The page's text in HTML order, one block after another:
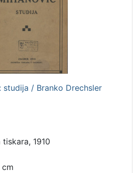
studija / Branko Drechsler
1910
cm